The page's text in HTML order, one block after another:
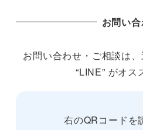
お問い
お問い合わせ・ご相談は
“LINE” がオス
右のQRコードを